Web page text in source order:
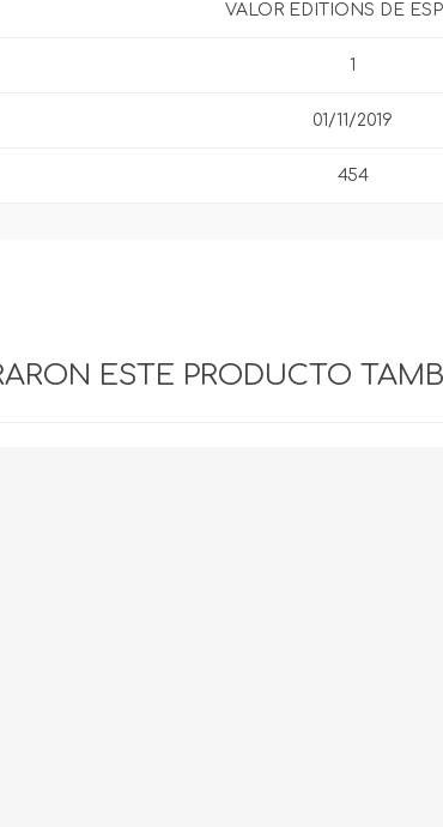
VALOR EDITIONS DE
1
01/11/2019
454
ESTE PRODUCTO